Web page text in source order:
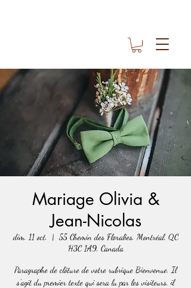
Mariage Olivia &
Jean-Nicolas
dim. 11 oct.
  |
55 Chemin des Floralies, Montréal, QC
H3C 1A9, Canada
Paragraphe de clôture de votre rubrique Bienvenue. Il
s'agit du premier texte qui sera lu par les visiteurs, il